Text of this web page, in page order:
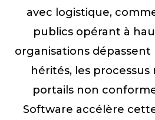
avec logistique,
publics opérant à
organisations dépassent
hérités, les
portails non
Software accélère